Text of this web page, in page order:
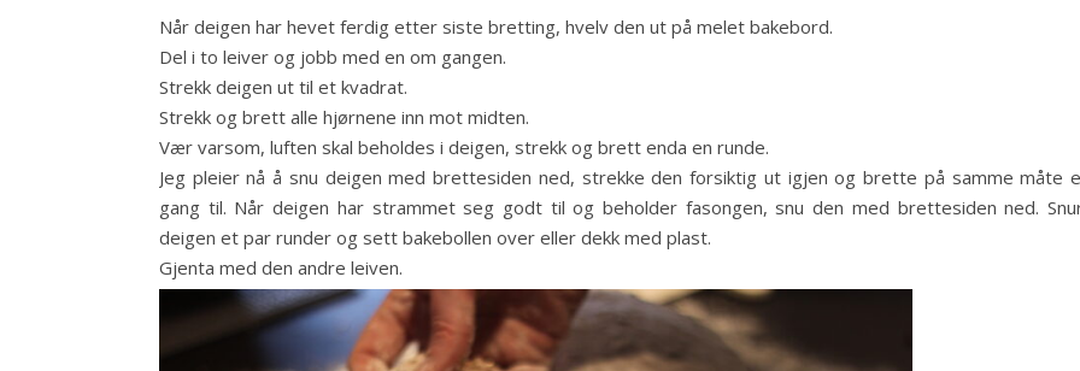
Når deigen har hevet ferdig etter siste bretting, hvelv den ut på melet bakebord.
Del i to leiver og jobb med en om gangen.
Strekk deigen ut til et kvadrat.
Strekk og brett alle hjørnene inn mot midten.
Vær varsom, luften skal beholdes i deigen, strekk og brett enda en runde.
Jeg pleier nå å snu deigen med brettesiden ned, strekke den forsiktig ut igjen og brette på samme måte
gang til. Når deigen har strammet seg godt til og beholder fasongen, snu den med brettesiden ned.
deigen et par runder og sett bakebollen over eller dekk med plast.
Gjenta med den andre leiven.